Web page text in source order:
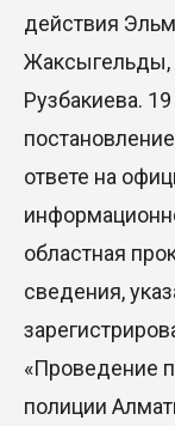
действия
Жаксыгельды,
Рузбакиева.
ответе на
областная
сведения,
«Проведение
полиции